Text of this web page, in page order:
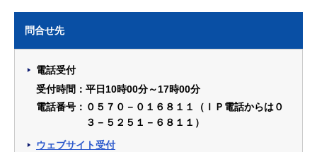
問合せ先
電話受付
受付時間：平日10時00分～17時00分
電話番号：０５７０－０１６８１１（ＩＰ電話からは０
３－５２５１－６８１１）
ウェブサイト受付